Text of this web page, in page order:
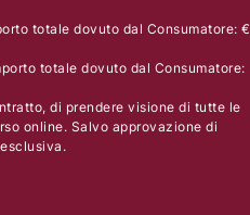
totale dovuto dal Consumatore: €
totale dovuto dal Consumatore:
di prendere visione di tutte le
online. Salvo approvazione di